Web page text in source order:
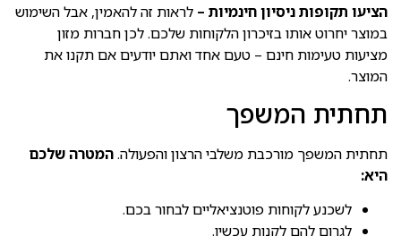
הציעו תקופות ניסיון חינמיות – לראות זה להאמין, אבל השימוש
במוצר יחרוט אותו בזיכרון הלקוחות שלכם. לכן חברות מזון
מציעות טעימות חינם – טעם אחד ואתם יודעים אם תקנו את
המוצר.
תחתית המשפך
תחתית המשפך מורכבת משלבי הרצון והפעולה.המטרה שלכם
היא:
לשכנע לקוחות פוטנציאליים לבחור בכם.
לגרום להם לקנות עכשיו.